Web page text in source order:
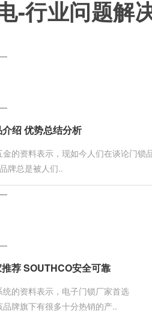
-行业问题解
绍 优势总结分析
的资料表示，现如今人们在谈论门锁
牌总是被人们..
荐 SOUTHCO安全可靠
的资料表示，电子门锁厂家首选
牌旗下有很多十分热销的产..